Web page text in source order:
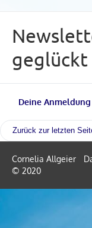
geglückt
Deine
Cornelia Allgeier
© 2020